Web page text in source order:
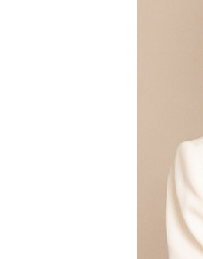
축구협회, 15년 전 심판 성
경찰, '홍명보는 2순위' 결론
[속보]합참 "北 발사체는 단
日방위성, 北이 동해로 쏜 발
[속보] SKT, 에이닷 서비스 장애
'낮 최고 39도' 불볕더위…한밤
[속보]7~9일 프로야구 3연전도 폭
'월드컵 탈락 후폭풍' 축구협회…
서울 낮 37.9도, 올여름 최고치
[속보]종합특검, 대검 추가 압수
[속보]코스닥, 800p 회복